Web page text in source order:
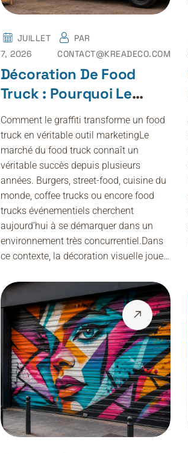
JUILLET
7, 2026
PAR
CONTACT@KREADECO.COM
Décoration De Food
Truck : Pourquoi Le
Street-Art Attire Les
Clients
Comment le graffiti transforme un food
truck en véritable outil marketingLe
marché du food truck connaît un
véritable succès depuis plusieurs
années. Burgers, street-food, cuisine du
monde, coffee trucks ou encore food
trucks événementiels cherchent
aujourd’hui à se démarquer dans un
environnement très concurrentiel.Dans
ce contexte, la décoration visuelle joue…